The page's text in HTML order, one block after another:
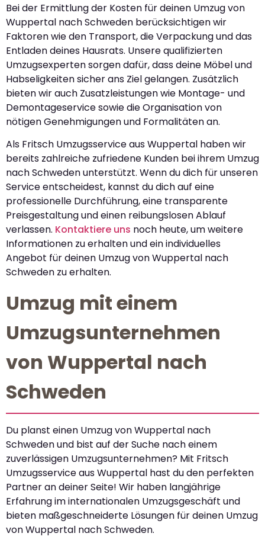
Bei der Ermittlung der Kosten für deinen Umzug von
Wuppertal nach Schweden berücksichtigen wir
Faktoren wie den Transport, die Verpackung und das
Entladen deines Hausrats. Unsere qualifizierten
Umzugsexperten sorgen dafür, dass deine Möbel und
Habseligkeiten sicher ans Ziel gelangen. Zusätzlich
bieten wir auch Zusatzleistungen wie Montage- und
Demontageservice sowie die Organisation von
nötigen Genehmigungen und Formalitäten an.
Als Fritsch Umzugsservice aus Wuppertal haben wir
bereits zahlreiche zufriedene Kunden bei ihrem Umzug
nach Schweden unterstützt. Wenn du dich für unseren
Service entscheidest, kannst du dich auf eine
professionelle Durchführung, eine transparente
Preisgestaltung und einen reibungslosen Ablauf
verlassen. Kontaktiere uns noch heute, um weitere
Informationen zu erhalten und ein individuelles
Angebot für deinen Umzug von Wuppertal nach
Schweden zu erhalten.
Umzug mit einem
Umzugsunternehmen
von Wuppertal nach
Schweden
Du planst einen Umzug von Wuppertal nach
Schweden und bist auf der Suche nach einem
zuverlässigen Umzugsunternehmen? Mit Fritsch
Umzugsservice aus Wuppertal hast du den perfekten
Partner an deiner Seite! Wir haben langjährige
Erfahrung im internationalen Umzugsgeschäft und
bieten maßgeschneiderte Lösungen für deinen Umzug
von Wuppertal nach Schweden.